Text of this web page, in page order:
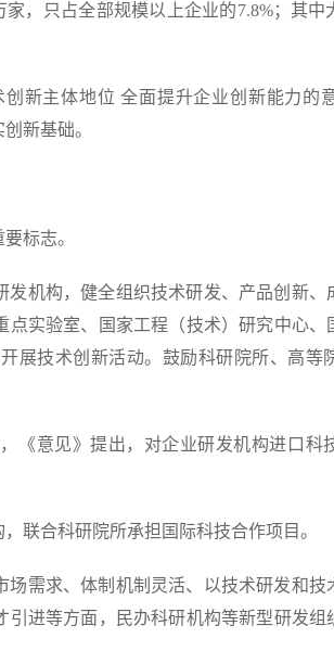
，只占全部规模以上企业的7.8%；其中
主体地位 全面提升企业创新能力的
新基础。
标志。
机构，健全组织技术研发、产品创新、
实验室、国家工程（技术）研究中心、
展技术创新活动。鼓励科研院所、高等
意见》提出，对企业研发机构进口科
合科研院所承担国际科技合作项目。
需求、体制机制灵活、以技术研发和技
进等方面，民办科研机构等新型研发组